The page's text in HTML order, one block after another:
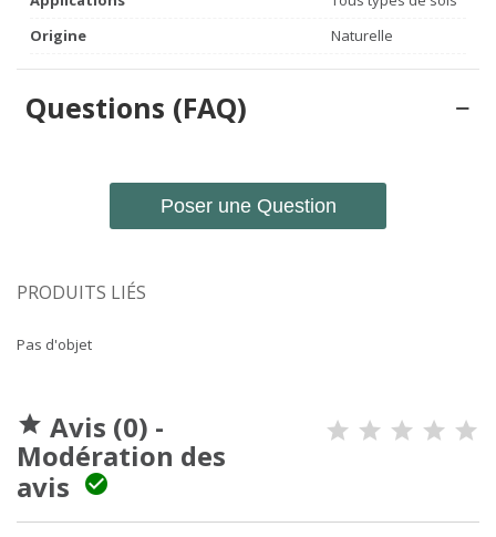
Origine
Naturelle
Questions (FAQ)
Poser une Question
PRODUITS LIÉS
Pas d'objet
 Avis (0) -
Modération des
avis
